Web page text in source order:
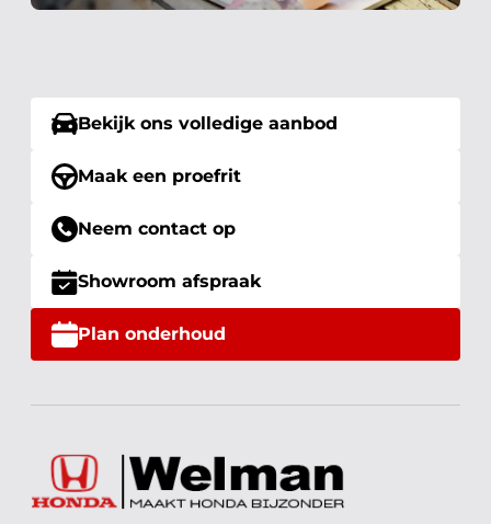
Bekijk ons volledige aanbod
Maak een proefrit
Neem contact op
Showroom afspraak
Plan onderhoud